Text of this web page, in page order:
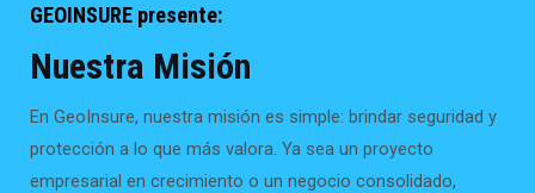
GEOINSURE presente:
Nuestra Misión
En GeoInsure, nuestra misión es simple: brindar seguridad y
protección a lo que más valora. Ya sea un proyecto
empresarial en crecimiento o un negocio consolidado,